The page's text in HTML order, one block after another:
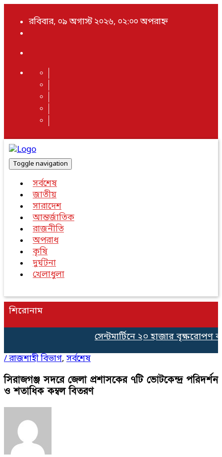
রবিবার, ০৯ অগাস্ট ২০২৬, ০২:০০ অপরাহ্ন
Toggle navigation
সর্বশেষ
জাতীয়
সারাদেশ
আন্তর্জাতিক
রাজনীতি
অপরাধ
কৃষি
দুর্ঘটনা
খেলাধুলা
শিরোনাম
সেন্টমার্টিনে ২০ হাজার বৃক্ষরোপণ
/রাজশাহী বিভাগ, সর্বশেষ
সিরাজগঞ্জ সদরে জেলা প্রশাসকের ৭টি ভোটকেন্দ্র পরিদর্শন
ও শতাধিক কম্বল বিতরণ